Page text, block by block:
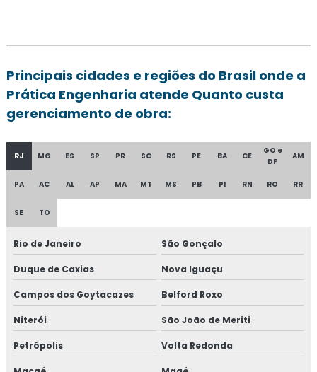
Principais cidades e regiões do Brasil onde a
Prática Engenharia atende Quanto custa
gerenciamento de obra:
RJ MG ES SP PR SC RS PE BA CE
GO e
DF
AM
PA AC AL AP MA MT MS PB PI RN RO RR
SE TO
Rio de Janeiro São Gonçalo
Duque de Caxias Nova Iguaçu
Campos dos Goytacazes Belford Roxo
Niterói São João de Meriti
Petrópolis Volta Redonda